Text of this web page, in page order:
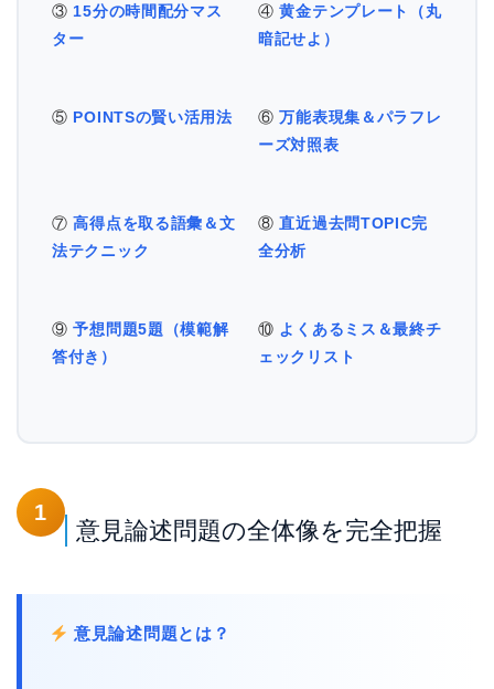
③ 15分の時間配分マス
ター
④黄金テンプレート（丸
暗記せよ）
⑤ POINTSの賢い活用法 ⑥万能表現集＆パラフレ
ーズ対照表
⑦高得点を取る語彙＆文
法テクニック
⑧直近過去問TOPIC完
全分析
⑨予想問題5題（模範解
答付き）
⑩ よくあるミス＆最終チ
ェックリスト
1
意見論述問題の全体像を完全把握
意見論述問題とは？